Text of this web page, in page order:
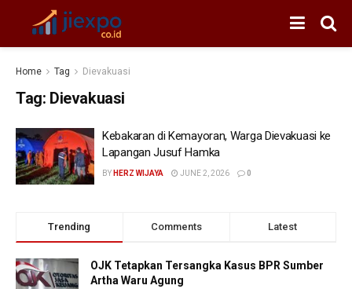
Home Tag Dievakuasi
Tag: Dievakuasi
Kebakaran di Kemayoran, Warga Dievakuasi ke
Lapangan Jusuf Hamka
BY HERZ WIJAYA JUNE 2, 2026 0
Trending Comments Latest
OJK Tetapkan Tersangka Kasus BPR Sumber
Artha Waru Agung